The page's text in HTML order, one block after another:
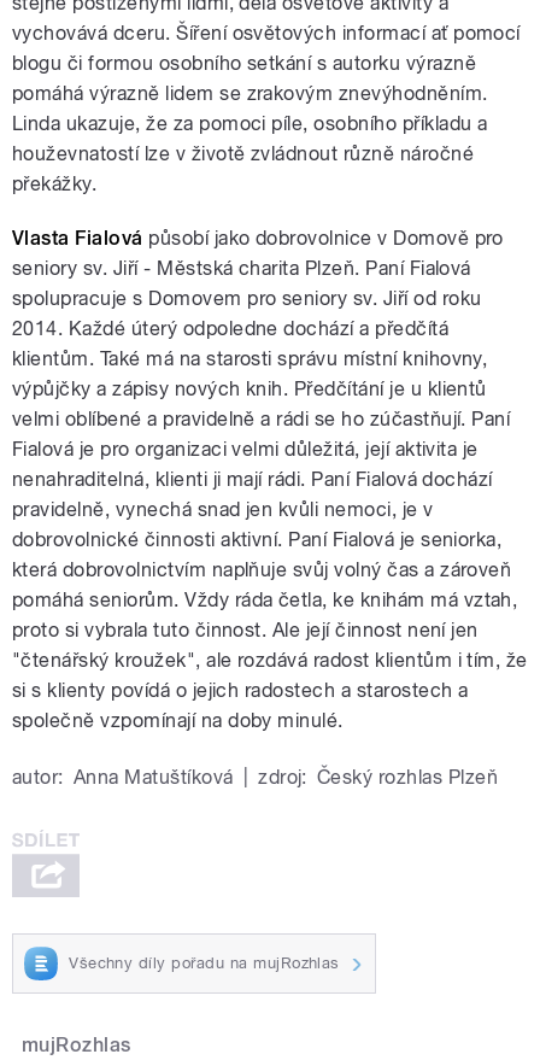
vychovává dceru. Šíření osvětových informací ať pomocí
blogu či formou osobního setkání s autorku výrazně
pomáhá výrazně lidem se zrakovým znevýhodněním.
Linda ukazuje, že za pomoci píle, osobního příkladu a
houževnatostí lze v životě zvládnout různě náročné
překážky.
Vlasta Fialová působí jako dobrovolnice v Domově pro
seniory sv. Jiří - Městská charita Plzeň. Paní Fialová
spolupracuje s Domovem pro seniory sv. Jiří od roku
2014. Každé úterý odpoledne dochází a předčítá
klientům. Také má na starosti správu místní knihovny,
výpůjčky a zápisy nových knih. Předčítání je u klientů
velmi oblíbené a pravidelně a rádi se ho zúčastňují. Paní
Fialová je pro organizaci velmi důležitá, její aktivita je
nenahraditelná, klienti ji mají rádi. Paní Fialová dochází
pravidelně, vynechá snad jen kvůli nemoci, je v
dobrovolnické činnosti aktivní. Paní Fialová je seniorka,
která dobrovolnictvím naplňuje svůj volný čas a zároveň
pomáhá seniorům. Vždy ráda četla, ke knihám má vztah,
proto si vybrala tuto činnost. Ale její činnost není jen
"čtenářský kroužek", ale rozdává radost klientům i tím, že
si s klienty povídá o jejich radostech a starostech a
společně vzpomínají na doby minulé.
autor: Anna Matuštíková zdroj: Český rozhlas Plzeň
Všechny díly pořadu na mujRozhlas
mujRozhlas